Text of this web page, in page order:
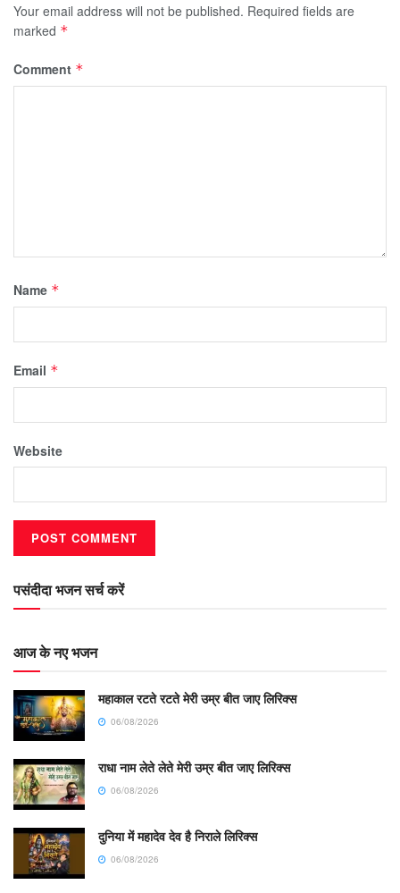
Your email address will not be published. Required fields are
marked *
Comment *
Name *
Email *
Website
पसंदीदा भजन सर्च करें
आज के नए भजन
महाकाल रटते रटते मेरी उम्र बीत जाए लिरिक्स
06/08/2026
राधा नाम लेते लेते मेरी उम्र बीत जाए लिरिक्स
06/08/2026
दुनिया में महादेव देव है निराले लिरिक्स
06/08/2026